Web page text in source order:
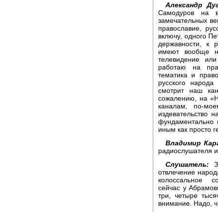
Александр
Самодуров на
замечательных
православие,
включу, одного
державности, к
имеют вообще
телевидение
работаю на
тематика и
русского
смотрит наш
сожалению, на
каналам, по-
издевательство
иным как просто
Владимир
радиослушателя
Слушатель:
отвлечение
колоссальное
сейчас у
три, четыре
внимание. Надо,